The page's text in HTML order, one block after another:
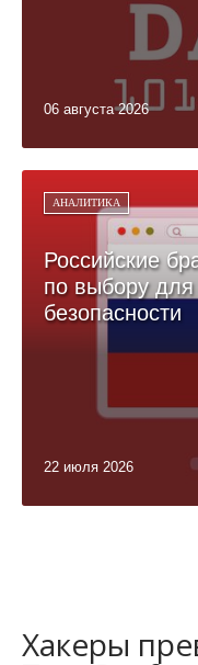
06 августа 2026
АНАЛИТИКА
Российские
по выбору
безопасности
22 июля 2026
Хакеры